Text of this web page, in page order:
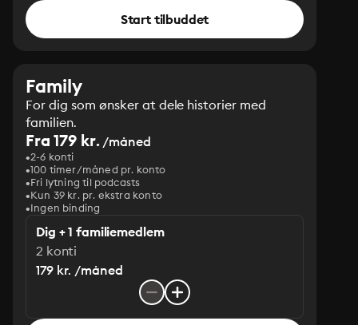
Start tilbuddet
Family
For dig som ønsker at dele historier med
familien.
Fra 179 kr./måned
2-6 konti
100 timer/måned pr. konto
Fri lytning til podcasts
Kun 39 kr. pr. ekstra konto
Ingen binding
Dig + 1 familiemedlem
2 konti
179 kr. /måned